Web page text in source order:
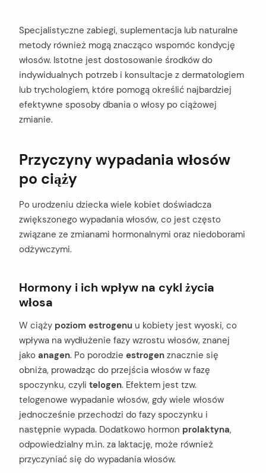
Specjalistyczne zabiegi, suplementacja lub naturalne
metody również mogą znacząco wspomóc kondycję
włosów. Istotne jest dostosowanie środków do
indywidualnych potrzeb i konsultacje z dermatologiem
lub trychologiem, które pomogą określić najbardziej
efektywne sposoby dbania o włosy po ciążowej
zmianie.
Przyczyny wypadania włosów
po ciąży
Po urodzeniu dziecka wiele kobiet doświadcza
zwiększonego wypadania włosów, co jest często
związane ze zmianami hormonalnymi oraz niedoborami
odżywczymi.
Hormony i ich wpływ na cykl życia
włosa
W ciąży poziom estrogenu u kobiety jest wyoski, co
wpływa na wydłużenie fazy wzrostu włosów, znanej
jako anagen. Po porodzie estrogen znacznie się
obniża, prowadząc do przejścia włosów w fazę
spoczynku, czyli telogen. Efektem jest tzw.
telogenowe wypadanie włosów, gdy wiele włosów
jednocześnie przechodzi do fazy spoczynku i
następnie wypada. Dodatkowo hormon prolaktyna,
odpowiedzialny m.in. za laktację, może również
przyczyniać się do wypadania włosów.